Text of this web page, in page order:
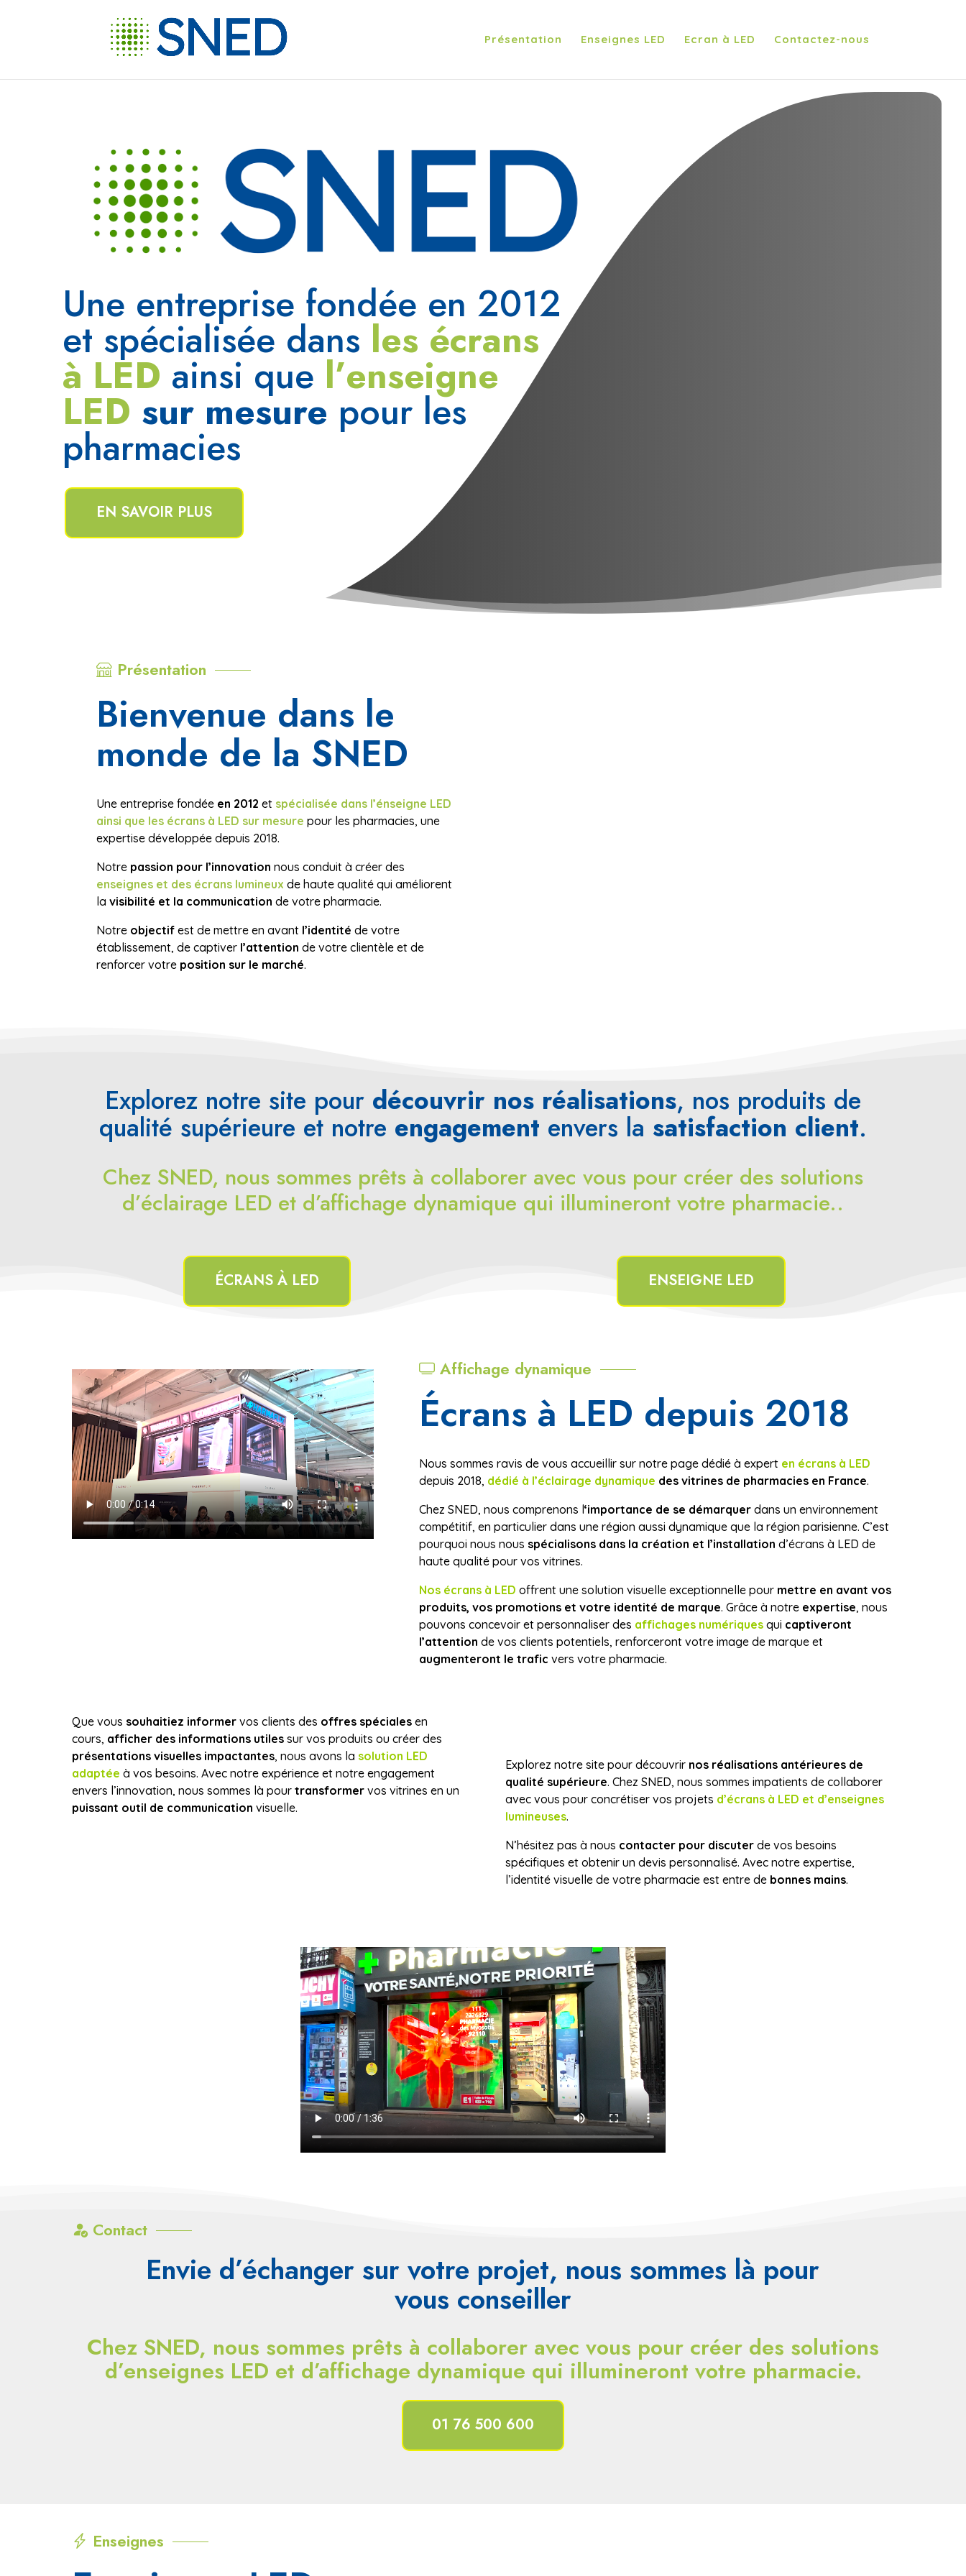
Présentation Enseignes LED Ecran à LED Contactez-nous
Une entreprise fondée en 2012
et spécialisée dans les écrans
à LED ainsi que l’enseigne
LED sur mesure pour les
pharmacies
EN SAVOIR PLUS
Présentation
Bienvenue dans le
monde de la SNED
Une entreprise fondée en 2012 et spécialisée dans l’énseigne LED
ainsi que les écrans à LED sur mesure pour les pharmacies, une
expertise développée depuis 2018.
Notre passion pour l’innovation nous conduit à créer des
enseignes et des écrans lumineuxde haute qualité qui améliorent
lavisibilité et la communication de votre pharmacie.
Notre objectif est de mettre en avant l’identité de votre
établissement, de captiver l’attention de votre clientèle et de
renforcer votre position sur le marché.
Explorez notre site pour découvrir nos réalisations, nos produits de
qualité supérieure et notre engagement envers la satisfaction client.
Chez SNED, nous sommes prêts à collaborer avec vous pour créer des solutions
d’éclairage LED et d’affichage dynamique qui illumineront votre pharmacie..
ÉCRANS À LED ENSEIGNE LED
Affichage dynamique
Écrans à LED depuis 2018
Nous sommes ravis de vous accueillir sur notre page dédié à expert en écrans à LED
depuis 2018, dédié à l’éclairage dynamique des vitrines de pharmacies en France.
Chez SNED, nous comprenons l‘importance de se démarquerdans un environnement
compétitif, en particulier dans une région aussi dynamique que la région parisienne. C’est
pourquoi nous nous spécialisons dans la création et l’installation d’écrans à LED de
haute qualité pour vos vitrines.
Nos écrans à LED offrent une solution visuelle exceptionnelle pour mettre en avant vos
produits, vos promotions et votre identité de marque. Grâce à notre expertise, nous
pouvons concevoir et personnaliser des affichages numériquesqui captiveront
l’attention de vos clients potentiels, renforceront votre image de marque et
augmenteront le trafic vers votre pharmacie.
Que vous souhaitiez informer vos clients des offres spéciales en
cours, afficher des informations utiles sur vos produits ou créer des
présentations visuelles impactantes, nous avons la solution LED
adaptée à vos besoins. Avec notre expérience et notre engagement
envers l’innovation, nous sommes là pour transformer vos vitrines en un
puissant outil de communication visuelle.
Explorez notre site pour découvrir nos réalisations antérieures de
qualité supérieure. Chez SNED, nous sommes impatients de collaborer
avec vous pour concrétiser vos projets d’écrans à LED et d’enseignes
lumineuses.
N’hésitez pas à nous contacter pour discuter de vos besoins
spécifiques et obtenir un devis personnalisé. Avec notre expertise,
l’identité visuelle de votre pharmacie est entre de bonnes mains.
Contact
Envie d’échanger sur votre projet, nous sommes là pour
vous conseiller
Chez SNED, nous sommes prêts à collaborer avec vous pour créer des solutions
d’enseignes LED et d’affichage dynamique qui illumineront votre pharmacie.
01 76 500 600
Enseignes